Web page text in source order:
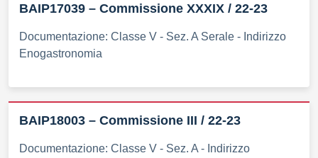
BAIP17039 – Commissione XXXIX / 22-23
Documentazione: Classe V - Sez. A Serale - Indirizzo
Enogastronomia
BAIP18003 – Commissione III / 22-23
Documentazione: Classe V - Sez. A - Indirizzo